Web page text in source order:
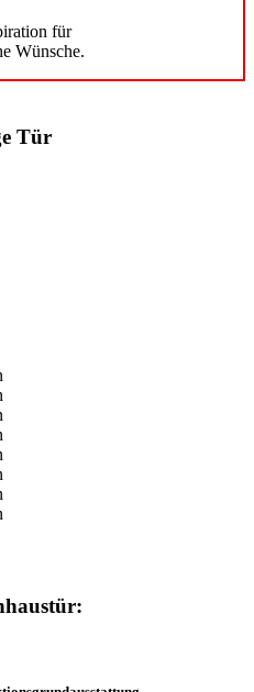
für
Wünsche.
Tür